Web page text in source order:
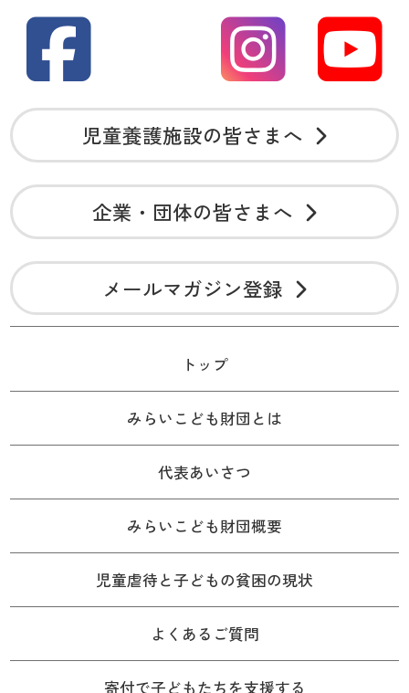
児童養護施設の皆さまへ
企業・団体の皆さまへ
メールマガジン登録
トップ
みらいこども財団とは
代表あいさつ
みらいこども財団概要
児童虐待と子どもの貧困の現状
よくあるご質問
寄付で子どもたちを支援する